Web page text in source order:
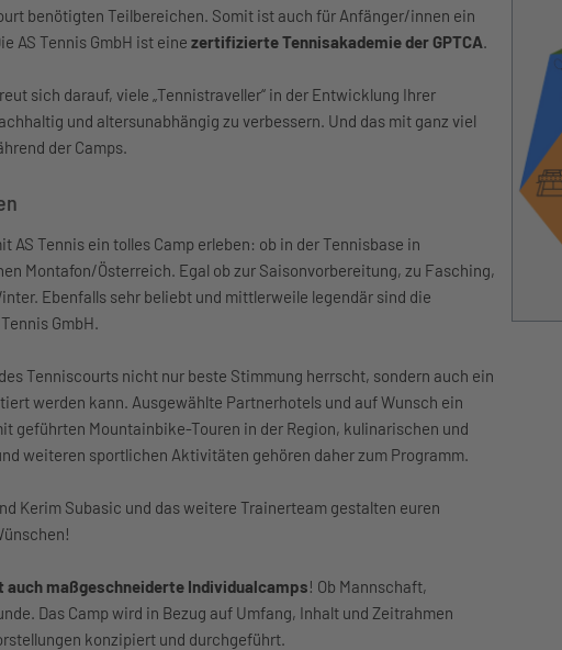
benötigten Teilbereichen. Somit ist auch für Anfänger/innen ein
AS Tennis GmbH ist eine zertifizierte Tennisakademie der GPTCA.
sich darauf, viele „Tennistraveller“ in der Entwicklung Ihrer
und altersunabhängig zu verbessern. Und das mit ganz viel
der Camps.
AS Tennis ein tolles Camp erleben: ob in der Tennisbase in
Montafon/Österreich. Egal ob zur Saisonvorbereitung, zu Fasching,
Ebenfalls sehr beliebt und mittlerweile legendär sind die
GmbH.
Tenniscourts nicht nur beste Stimmung herrscht, sondern auch ein
werden kann. Ausgewählte Partnerhotels und auf Wunsch ein
geführten Mountainbike-Touren in der Region, kulinarischen und
weiteren sportlichen Aktivitäten gehören daher zum Programm.
Kerim Subasic und das weitere Trainerteam gestalten euren
auch maßgeschneiderte Individualcamps! Ob Mannschaft,
Das Camp wird in Bezug auf Umfang, Inhalt und Zeitrahmen
konzipiert und durchgeführt.